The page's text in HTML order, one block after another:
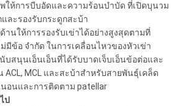
ให้การบีบอัดและความร้อนบำบัด ที่เปิดบุนวม
ละรองรับกระดูกสะบ้า
านให้การรองรับเข่าได้อย่างสูงสุดตามที่
มีข้อ จำกัด ในการเคลื่อนไหวของหัวเข่า
บสนุนเอ็นเอ็นที่ได้รับบาดเจ็บเอ็นข้อต่อและ
ACL, MCL และสะบ้าสำหรับสายพันธุ์เคล็ด
อนและการติดตาม patellar
ป